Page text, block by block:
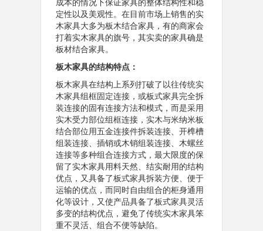
定性以及美观性。在目前市场上销售的实
木家具大多为板木结合家具，有的商家会
打着实木家具的旗号，其实卖的家具确是
板材结合家具。
板木家具的结构特点：
板木家具在结构上系列打破了以往传统实
木家具组框固定连接，或板式家具完全拆
装连接的固有连接方法和模式，而是采用
实木受力部位组框连接，实木与米纳米板
结合部位用五金连接件拆装连接、开榫槽
组装连接、插销或木销组装连接、木螺丝
连接等多种组合连接方式，最大限度的保
留了实木家具用料天然、结实耐用的结构
优点，又具备了板式家具拆装方便、便于
运输的优点，而同时自由组合的柜身通用
化等设计，又使产品具备了板式家具灵活
多变的结构优点，避免了传统实木家具笨
重不灵活、组合不便等缺陷。